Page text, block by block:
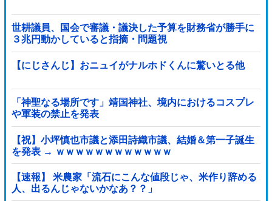
世耕議員、国会で審議・議決した予算を財務省が勝手に
３兆円動かしていると指摘・問題視
【にじさんじ】おニュイがナルホドくんに驚いとる他
「神聖なる場所です」靖国神社、境内におけるコスプレ
や軍装の禁止を発表
【祝】小坪慎也市議と添田詩織市議、結婚＆第一子誕生
を発表 → ｗｗｗｗｗｗｗｗｗｗｗｗ
【速報】 米農家「流石にこんな値段じゃ、米作り辞める
人、出るんじゃないかなあ？？」